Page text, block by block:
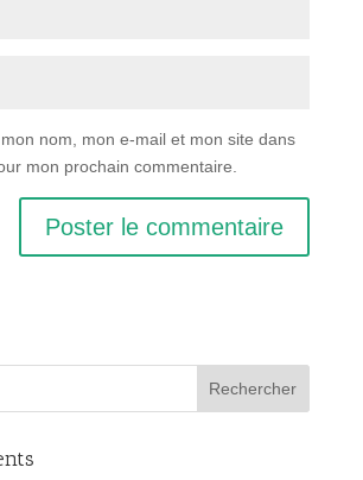
nom, mon e-mail et mon site dans
mon prochain commentaire.